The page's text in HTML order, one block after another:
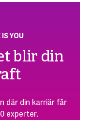
IS YOU
blir din
där din karriär får
experter.